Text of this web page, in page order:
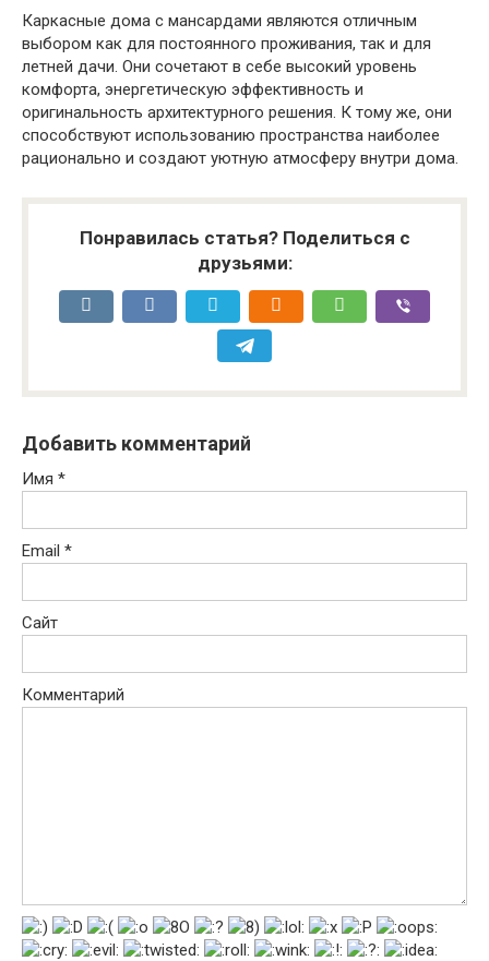
Каркасные дома с мансардами являются отличным
выбором как для постоянного проживания, так и для
летней дачи. Они сочетают в себе высокий уровень
комфорта, энергетическую эффективность и
оригинальность архитектурного решения. К тому же, они
способствуют использованию пространства наиболее
рационально и создают уютную атмосферу внутри дома.
Понравилась статья? Поделиться с
друзьями:
Добавить комментарий
Имя *
Email *
Сайт
Комментарий